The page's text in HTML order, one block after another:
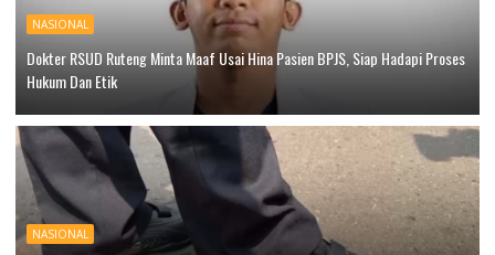
NASIONAL
Dokter RSUD Ruteng Minta Maaf Usai Hina Pasien BPJS, Siap Hadapi Proses
Hukum Dan Etik
NASIONAL